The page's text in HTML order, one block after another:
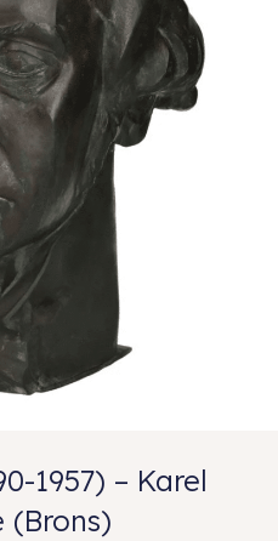
1957) – Karel
(Brons)